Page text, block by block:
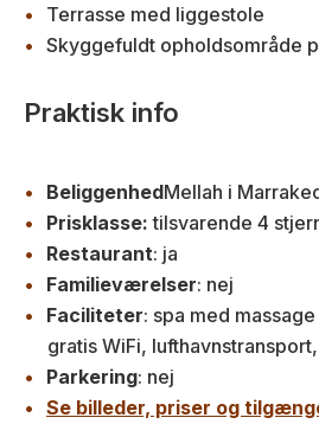
Terrasse med liggestole
Skyggefuldt opholdsområde
Praktisk info
BeliggenhedMellah i
Prisklasse: tilsvarende 4
Restaurant: ja
Familieværelser: nej
Faciliteter: spa med
gratis WiFi,
Parkering: nej
Se billeder, priser og